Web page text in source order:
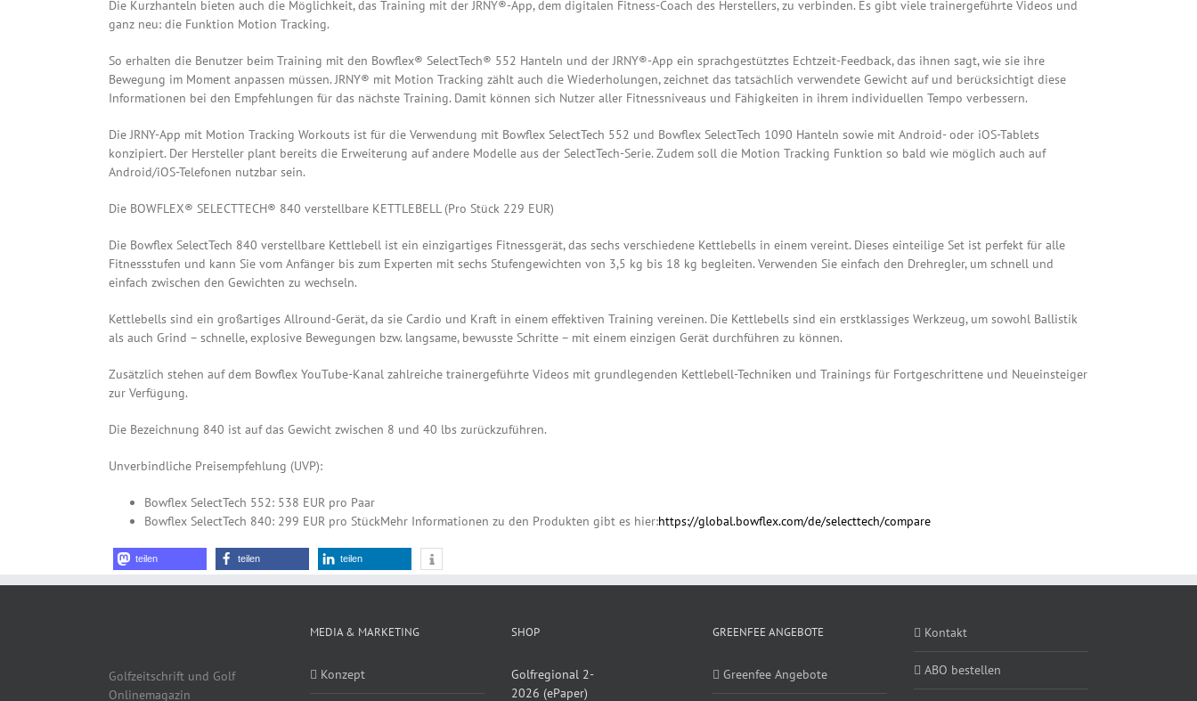
Die Kurzhanteln bieten auch die Möglichkeit, das Training mit der JRNY®-App, dem digitalen Fitness-Coach des Herstellers, zu verbinden. Es gibt viele trainergeführte Videos und
ganz neu: die Funktion Motion Tracking.
So erhalten die Benutzer beim Training mit den Bowflex® SelectTech® 552 Hanteln und der JRNY®-App ein sprachgestütztes Echtzeit-Feedback, das ihnen sagt, wie sie ihre
Bewegung im Moment anpassen müssen. JRNY® mit Motion Tracking zählt auch die Wiederholungen, zeichnet das tatsächlich verwendete Gewicht auf und berücksichtigt diese
Informationen bei den Empfehlungen für das nächste Training. Damit können sich Nutzer aller Fitnessniveaus und Fähigkeiten in ihrem individuellen Tempo verbessern.
Die JRNY-App mit Motion Tracking Workouts ist für die Verwendung mit Bowflex SelectTech 552 und Bowflex SelectTech 1090 Hanteln sowie mit Android- oder iOS-Tablets
konzipiert. Der Hersteller plant bereits die Erweiterung auf andere Modelle aus der SelectTech-Serie. Zudem soll die Motion Tracking Funktion so bald wie möglich auch auf
Android/iOS-Telefonen nutzbar sein.
Die BOWFLEX® SELECTTECH® 840 verstellbare KETTLEBELL (Pro Stück 229 EUR)
Die Bowflex SelectTech 840 verstellbare Kettlebell ist ein einzigartiges Fitnessgerät, das sechs verschiedene Kettlebells in einem vereint. Dieses einteilige Set ist perfekt für alle
Fitnessstufen und kann Sie vom Anfänger bis zum Experten mit sechs Stufengewichten von 3,5 kg bis 18 kg begleiten. Verwenden Sie einfach den Drehregler, um schnell und
einfach zwischen den Gewichten zu wechseln.
Kettlebells sind ein großartiges Allround-Gerät, da sie Cardio und Kraft in einem effektiven Training vereinen. Die Kettlebells sind ein erstklassiges Werkzeug, um sowohl Ballistik
als auch Grind – schnelle, explosive Bewegungen bzw. langsame, bewusste Schritte – mit einem einzigen Gerät durchführen zu können.
Zusätzlich stehen auf dem Bowflex YouTube-Kanal zahlreiche trainergeführte Videos mit grundlegenden Kettlebell-Techniken und Trainings für Fortgeschrittene und Neueinsteiger
zur Verfügung.
Die Bezeichnung 840 ist auf das Gewicht zwischen 8 und 40 lbs zurückzuführen.
Unverbindliche Preisempfehlung (UVP):
Bowflex SelectTech 552: 538 EUR pro Paar
Bowflex SelectTech 840: 299 EUR pro StückMehr Informationen zu den Produkten gibt es hier:https://global.bowflex.com/de/selecttech/compare
teilen teilen teilen
Golfzeitschrift und Golf
Onlinemagazin
MEDIA & MARKETING
Konzept
SHOP
Golfregional 2-
2026 (ePaper)
GREENFEE ANGEBOTE
Greenfee Angebote
Kontakt
ABO bestellen